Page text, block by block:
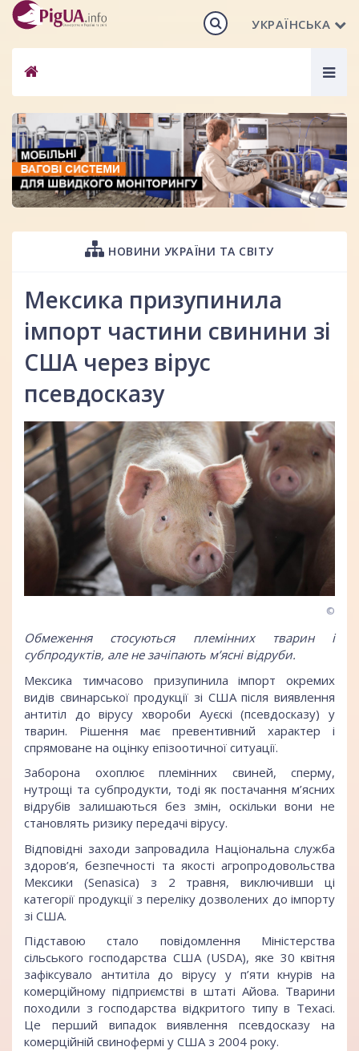
УКРАЇНСЬКА
НОВИНИ УКРАЇНИ ТА СВІТУ
Мексика призупинила
імпорт частини свинини зі
США через вірус
псевдосказу
©
Обмеження стосуються племінних тварин і
субпродуктів, але не зачіпають м’ясні відруби.
Мексика тимчасово призупинила імпорт окремих
видів свинарської продукції зі США після виявлення
антитіл до вірусу хвороби Ауєскі (псевдосказу) у
тварин. Рішення має превентивний характер і
спрямоване на оцінку епізоотичної ситуації.
Заборона охоплює племінних свиней, сперму,
нутрощі та субпродукти, тоді як постачання м’ясних
відрубів залишаються без змін, оскільки вони не
становлять ризику передачі вірусу.
Відповідні заходи запровадила Національна служба
здоров’я, безпечності та якості агропродовольства
Мексики (Senasica) з 2 травня, виключивши ці
категорії продукції з переліку дозволених до імпорту
зі США.
Підставою стало повідомлення Міністерства
сільського господарства США (USDA), яке 30 квітня
зафіксувало антитіла до вірусу у п’яти кнурів на
комерційному підприємстві в штаті Айова. Тварини
походили з господарства відкритого типу в Техасі.
Це перший випадок виявлення псевдосказу на
комерційній свинофермі у США з 2004 року.